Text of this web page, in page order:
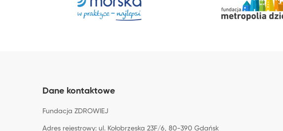
Dane kontaktowe
Fundacja ZDROWIEJ
Adres rejestrowy: ul. Kołobrzeska 23F/6, 80-390 Gdańsk